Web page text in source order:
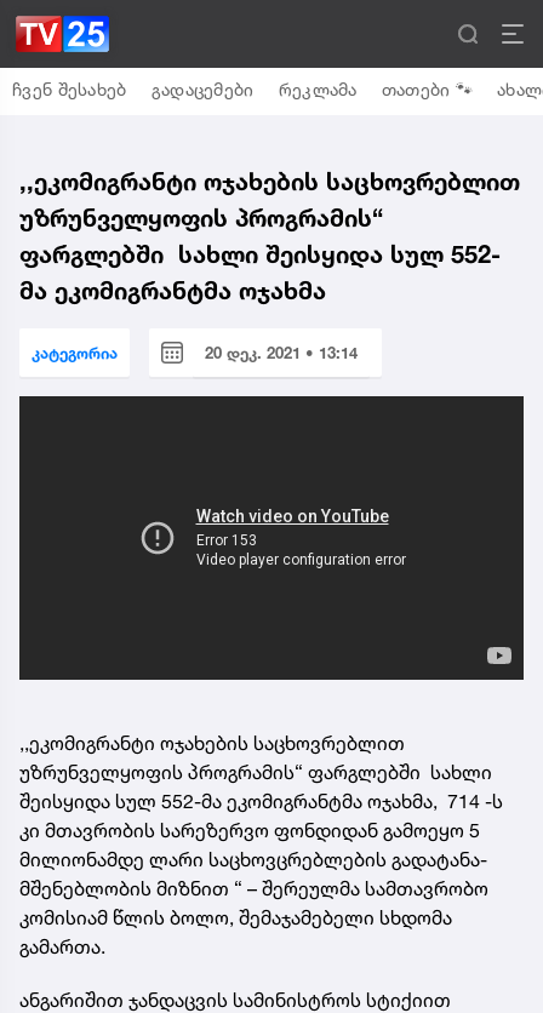
ჩვენ შესახებ გადაცემები რეკლამა თათები 🐾
,,ეკომიგრანტი ოჯახების საცხოვრებლით
უზრუნველყოფის პროგრამის“
ფარგლებში სახლი შეისყიდა სულ 552-
მა ეკომიგრანტმა ოჯახმა
კატეგორია 20 დეკ. 2021 • 13:14
,,ეკომიგრანტი ოჯახების საცხოვრებლით
უზრუნველყოფის პროგრამის“ ფარგლებში სახლი
შეისყიდა სულ 552-მა ეკომიგრანტმა ოჯახმა, 714 -ს
კი მთავრობის სარეზერვო ფონდიდან გამოეყო 5
მილიონამდე ლარი საცხოვცრებლების გადატანა-
მშენებლობის მიზნით “ – შერეულმა სამთავრობო
კომისიამ წლის ბოლო, შემაჯამებელი სხდომა
გამართა.
ანგარიშით ჯანდაცვის სამინისტროს სტიქიით